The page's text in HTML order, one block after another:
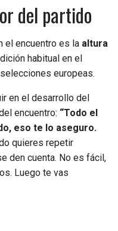
del partido
el encuentro es la altura
habitual en el
europeas.
en el desarrollo del
encuentro: “Todo el
eso te lo aseguro.
quieres repetir
den cuenta. No es fácil,
Luego te vas